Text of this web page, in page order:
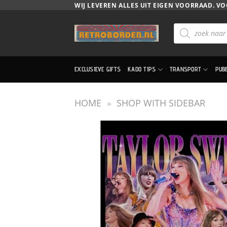
WIJ LEVEREN ALLES UIT EIGEN VOORRAAD.
Producten
zoeken
EXCLUSIEVE GIFTS KADO TIPS TRANSPORT
HOME » SHOP WITH SIDEBAR